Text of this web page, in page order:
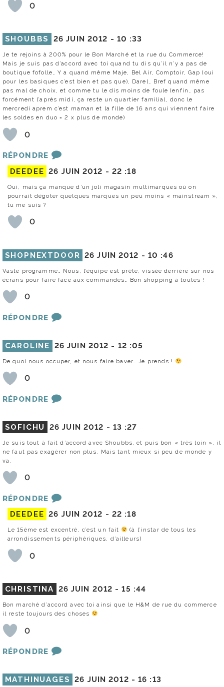
0
SHOUBBS 26 JUIN 2012 - 10 :33
Je te rejoins à 200% pour le Bon Marché et la rue du Commerce!
Mais je suis pas d’accord avec toi quand tu dis qu’il n’y a pas de
boutique fofolle… Y a quand même Maje, Bel Air, Comptoir, Gap (oui
pour les basiques c’est bien et pas que), Darel… Bref quand même
pas mal de choix, et comme tu le dis moins de foule (enfin… pas
forcément l’après midi, ça reste un quartier familial, donc le
mercredi aprem c’est maman et la fille de 16 ans qui viennent faire
les soldes en duo = 2 x plus de monde)
0
RÉPONDRE
DEEDEE 26 JUIN 2012 - 22 :18
Oui, mais ça manque d’un joli magasin multimarques où on
pourrait dégoter quelques marques un peu moins « mainstream »,
tu me suis ?
0
SHOPNEXTDOOR 26 JUIN 2012 - 10 :46
Vaste programme… Nous, l’équipe est prête, vissée derrière sur nos
écrans pour faire face aux commandes… Bon shopping à toutes !
0
RÉPONDRE
CAROLINE 26 JUIN 2012 - 12 :05
De quoi nous occuper, et nous faire baver… Je prends !
0
RÉPONDRE
SOFICHU 26 JUIN 2012 - 13 :27
Je suis tout à fait d’accord avec Shoubbs, et puis bon « très loin », il
ne faut pas exagérer non plus. Mais tant mieux si peu de monde y
va.
0
RÉPONDRE
DEEDEE 26 JUIN 2012 - 22 :18
Le 15ème est excentré, c’est un fait
(à l’instar de tous les
arrondissements périphériques, d’ailleurs)
0
CHRISTINA 26 JUIN 2012 -15 :44
Bon marché d’accord avec toi ainsi que le H&M de rue du commerce
il reste toujours des choses
0
RÉPONDRE
MATHINUAGES 26 JUIN 2012 -16 :13